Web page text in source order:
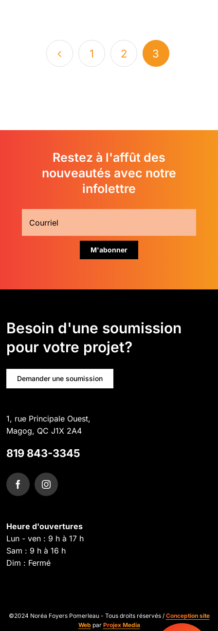
1 2 3
Restez à l'affût des
nouveautés avec notre
infolettre
Besoin d'une soumission
pour votre projet?
Demander une soumission
1, rue Principale Ouest,
Magog, QC J1X 2A4
819 843-3345
Heure d'ouvertures
Lun - ven : 9 h à 17 h
Sam : 9 h à 16 h
Dim : Fermé
©2024 Noréa Foyers Pomerleau - Tous droits réservés / Conception site
Web par Projex Media